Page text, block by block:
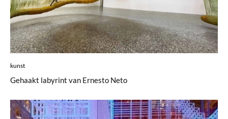
kunst
Gehaakt labyrint van Ernesto Neto